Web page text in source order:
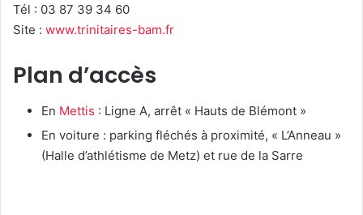
Tél : 03 87 39 34 60
Site : www.trinitaires-bam.fr
Plan d’accès
En Mettis : Ligne A, arrêt « Hauts de Blémont »
En voiture : parking fléchés à proximité, « L’Anneau »
(Halle d’athlétisme de Metz) et rue de la Sarre